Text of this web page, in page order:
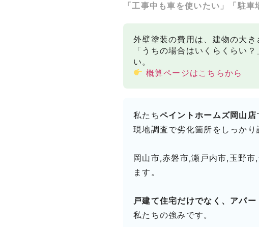
「工事中も車を使いたい」「駐車
外壁塗装の費用は、建物の大き
「うちの場合はいくらくらい
い。
概算ページはこちらから
私たちペイントホームズ岡山店
現地調査で劣化箇所をしっかり
岡山市,赤磐市,瀬戸内市,玉野
ます。
戸建て住宅だけでなく、アパ
私たちの強みです。